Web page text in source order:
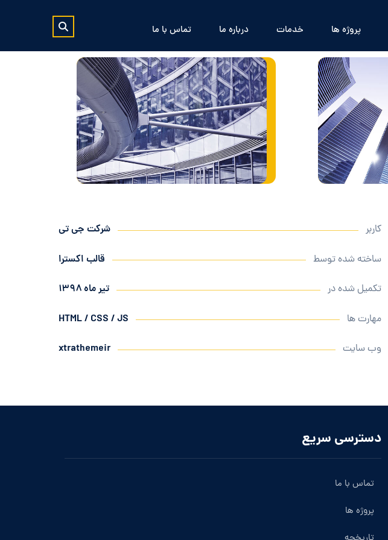
پروژه ها خدمات درباره ما تماس با ما
کاربر شرکت جی تی
ساخته شده توسط قالب اکسترا
تکمیل شده در تیر ماه ۱۳۹۸
مهارت ها HTML / CSS / JS
وب سایت xtrathemeir
دسترسی سریع
تماس با ما
پروژه ها